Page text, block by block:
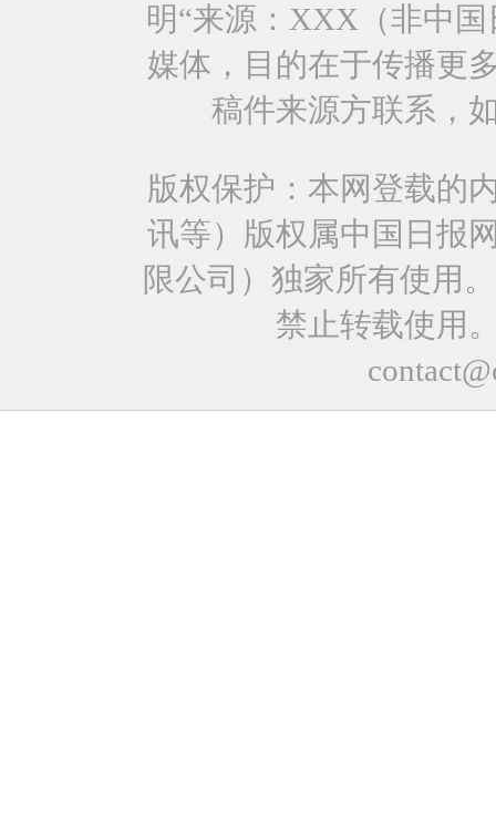
明“来源：XXX（非中
媒体，目的在于传播更
稿件来源方联系，
版权保护：本网登载的
讯等）版权属中国日报
限公司）独家所有使用
禁止转载使用